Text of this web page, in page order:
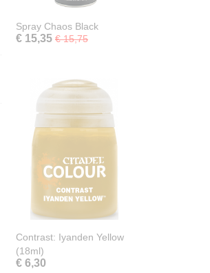
Spray Chaos Black
€ 15,35 € 15,75
Contrast: Iyanden Yellow
(18ml)
€ 6,30